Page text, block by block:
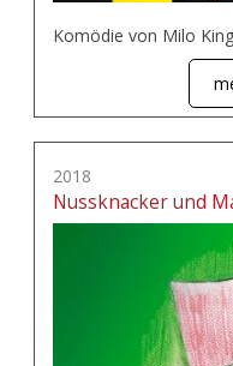
Komödie von Milo
2018
Nussknacker und